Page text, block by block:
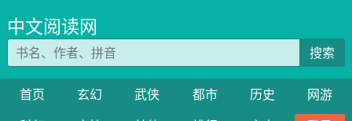
中文阅读网
搜索
首页 玄幻 武侠 都市 历史
网游